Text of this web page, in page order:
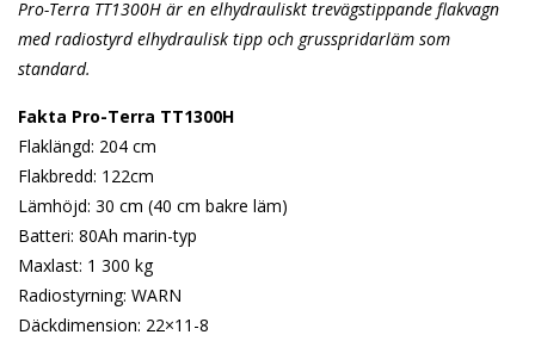
Pro-Terra TT1300H är en elhydrauliskt trevägstippande flakvagn
med radiostyrd elhydraulisk tipp och grusspridarläm som
standard.
Fakta Pro-Terra TT1300H
Flaklängd: 204 cm
Flakbredd: 122cm
Lämhöjd: 30 cm (40 cm bakre läm)
Batteri: 80Ah marin-typ
Maxlast: 1 300 kg
Radiostyrning: WARN
Däckdimension: 22×11-8